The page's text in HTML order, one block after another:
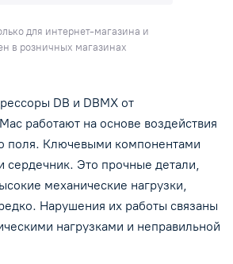
для интернет-магазина и
в розничных магазинах
DB и DBMX от
работают на основе воздействия
поля. Ключевыми компонентами
сердечник. Это прочные детали,
механические нагрузки,
Нарушения их работы связаны
нагрузками и неправильной